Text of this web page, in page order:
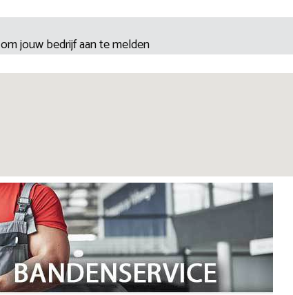
om jouw bedrijf aan te melden